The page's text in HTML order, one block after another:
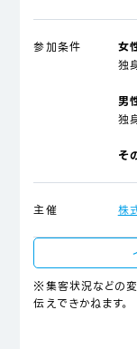
参加条件 女
独
男
独
そ
主催 株
※集客状況などの
伝えできかねます。